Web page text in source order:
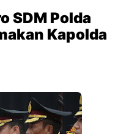
SDM Polda
Kapolda